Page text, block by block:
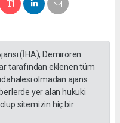
(İHA), Demirören
tarafından eklenen tüm
olmadan ajans
yer alan hukuki
sitemizin hiç bir